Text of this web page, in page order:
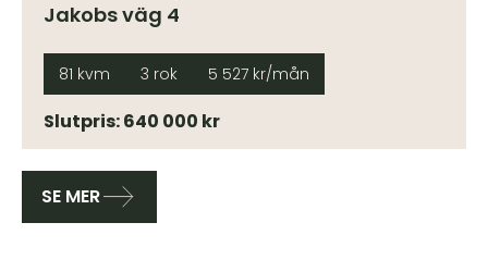
Jakobs väg 4
81 kvm 3 rok 5 527 kr/mån
Slutpris: 640 000 kr
SE MER